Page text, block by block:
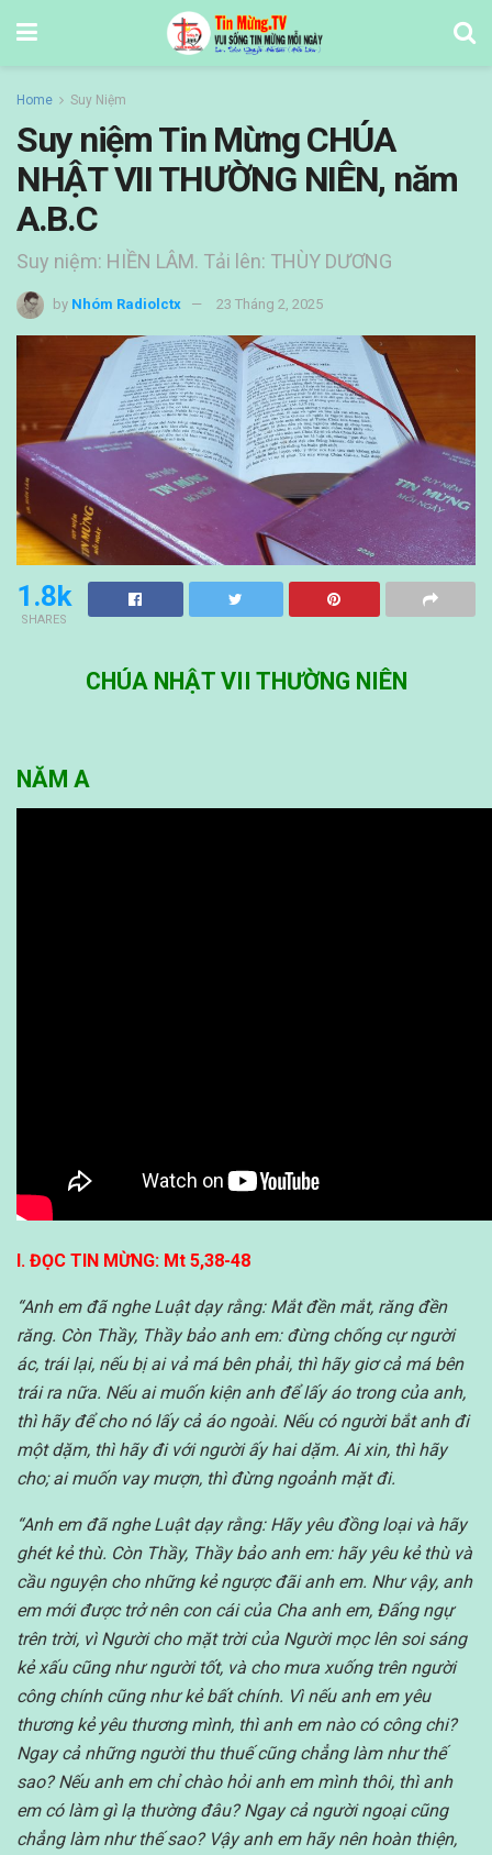
Home Suy Niệm
Suy niệm Tin Mừng CHÚA
NHẬT VII THƯỜNG NIÊN, năm
A.B.C
Suy niệm: HIỀN LÂM. Tải lên: THÙY DƯƠNG
by Nhóm Radiolctx 23 Tháng 2, 2025
1.8k
SHARES
CHÚA NHẬT VII THƯỜNG NIÊN
NĂM A
I. ĐỌC TIN MỪNG: Mt 5,38-48
“Anh em đã nghe Luật dạy rằng: Mắt đền mắt, răng đền
răng. Còn Thầy, Thầy bảo anh em: đừng chống cự người
ác, trái lại, nếu bị ai vả má bên phải, thì hãy giơ cả má bên
trái ra nữa. Nếu ai muốn kiện anh để lấy áo trong của anh,
thì hãy để cho nó lấy cả áo ngoài. Nếu có người bắt anh đi
một dặm, thì hãy đi với người ấy hai dặm. Ai xin, thì hãy
cho; ai muốn vay mượn, thì đừng ngoảnh mặt đi.
“Anh em đã nghe Luật dạy rằng: Hãy yêu đồng loại và hãy
ghét kẻ thù. Còn Thầy, Thầy bảo anh em: hãy yêu kẻ thù và
cầu nguyện cho những kẻ ngược đãi anh em. Như vậy, anh
em mới được trở nên con cái của Cha anh em, Đấng ngự
trên trời, vì Người cho mặt trời của Người mọc lên soi sáng
kẻ xấu cũng như người tốt, và cho mưa xuống trên người
công chính cũng như kẻ bất chính. Vì nếu anh em yêu
thương kẻ yêu thương mình, thì anh em nào có công chi?
Ngay cả những người thu thuế cũng chẳng làm như thế
sao? Nếu anh em chỉ chào hỏi anh em mình thôi, thì anh
em có làm gì lạ thường đâu? Ngay cả người ngoại cũng
chẳng làm như thế sao? Vậy anh em hãy nên hoàn thiện,